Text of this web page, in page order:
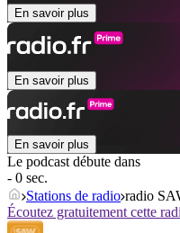
En savoir plus
En savoir plus
En savoir plus
Le podcast débute dans
- 0 sec.
Stations de radio radio
Écoutez gratuitement cette